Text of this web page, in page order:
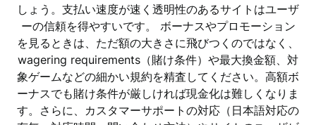
しょう。支払い速度が速く透明性のあるサイトはユーザ
ーの信頼を得やすいです。 ボーナスやプロモーション
を見るときは、ただ額の大きさに飛びつくのではなく、
wagering requirements（賭け条件）や最大換金額、対
象ゲームなどの細かい規約を精査してください。高額ボ
ーナスでも賭け条件が厳しければ現金化は難しくなりま
す。さらに、カスタマーサポートの対応（日本語対応の